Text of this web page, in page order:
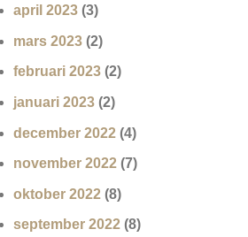
april 2023 (3)
mars 2023 (2)
februari 2023 (2)
januari 2023 (2)
december 2022 (4)
november 2022 (7)
oktober 2022 (8)
september 2022 (8)